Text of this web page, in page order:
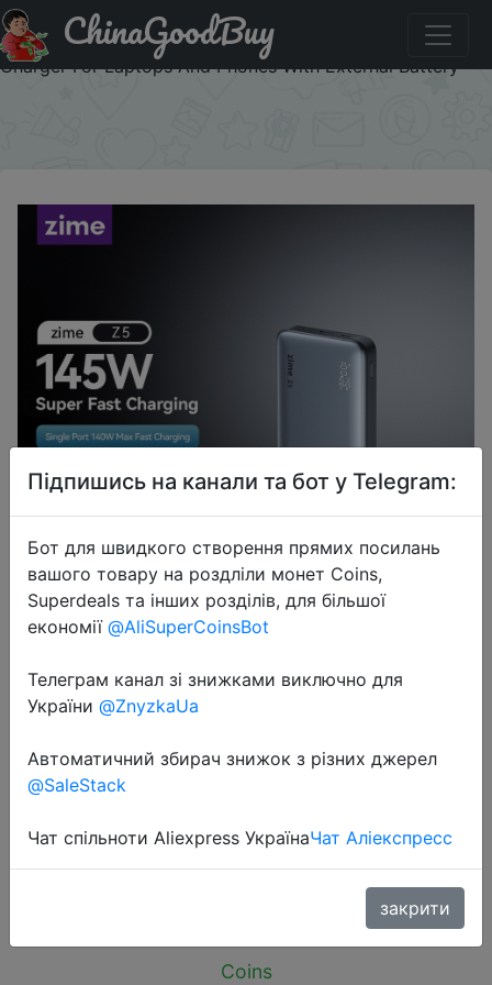
Купити на розпродажі zime Z5 145W PowerBank
25000mAh PD Fast Charging High-wattage Portable
Charger For Laptops And Phones With External Battery
ChinaGoodBuy
zime Z5 145W PowerBank
25000mAh PD Fast Charging High-
Laptops And Phones With External
Battery
$48.76
Coins
Підпишись на канали та бот у Telegram:
Бот для швидкого створення прямих посилань
вашого товару на роздліли монет Coins,
Superdeals та інших розділів, для більшої
економії @AliSuperCoinsBot
Телеграм канал зі знижками виключно для
України @ZnyzkaUa
Автоматичний збирач знижок з різних джерел
@SaleStack
Чат спільноти Aliexpress УкраїнаЧат Аліекспресс
закрити